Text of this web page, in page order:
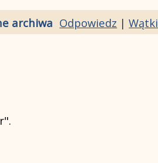
Odpowiedz |Wątki
archiwalne filmy]